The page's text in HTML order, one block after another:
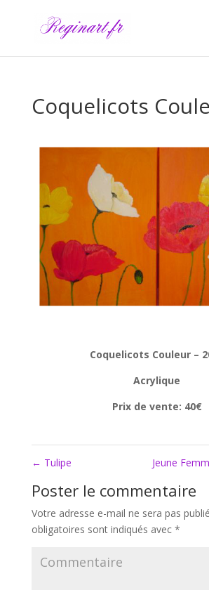
Coquelicots
Coquelicots Couleur –
Acrylique
Prix de vente: 40€
← Tulipe Jeune
Poster le commentaire
Votre adresse e-mail ne sera pas
obligatoires sont indiqués avec *